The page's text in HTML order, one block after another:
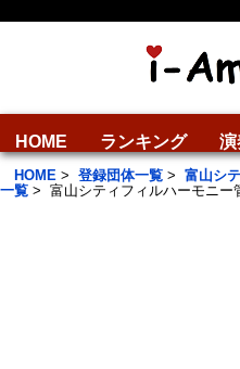
HOME ランキング 演
HOME > 登録団体一覧 > 富山シ
一覧 > 富山シティフィルハーモニー